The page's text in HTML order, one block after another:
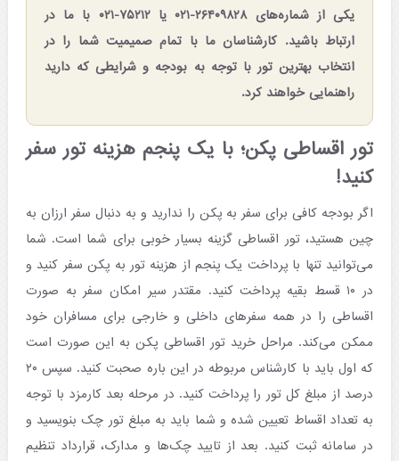
یکی از شماره‌های ۲۶۴۰۹۸۲۸-۰۲۱ یا ۷۵۲۱۲-۰۲۱ با ما در
ارتباط باشید. کارشناسان ما با تمام صمیمیت شما را در
انتخاب بهترین تور با توجه به بودجه و شرایطی که دارید
راهنمایی خواهند کرد.
تور اقساطی پکن؛ با یک پنجم هزینه تور سفر
کنید!
اگر بودجه کافی برای سفر به پکن را ندارید و به دنبال سفر ارزان به
چین هستید، تور اقساطی گزینه بسیار خوبی برای شما است. شما
می‌توانید تنها با پرداخت یک پنجم از هزینه تور به پکن سفر کنید و
در ۱۰ قسط بقیه پرداخت کنید. مقتدر سیر امکان سفر به صورت
اقساطی را در همه سفرهای داخلی و خارجی برای مسافران خود
ممکن می‌کند. مراحل خرید تور اقساطی پکن به این صورت است
که اول باید با کارشناس مربوطه در این باره صحبت کنید. سپس ۲۰
درصد از مبلغ کل تور را پرداخت کنید. در مرحله بعد کارمزد با توجه
به تعداد اقساط تعیین شده و شما باید به مبلغ تور چک بنویسید و
در سامانه ثبت کنید. بعد از تایید چک‌ها و مدارک، قرارداد تنظیم